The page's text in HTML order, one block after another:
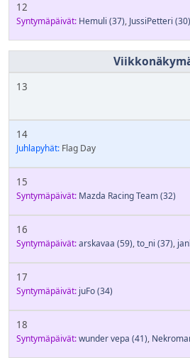
12
Syntymäpäivät: Hemuli (37), JussiPetteri (30)
13
14
Juhlapyhät: Flag Day
15
Syntymäpäivät: Mazda Racing Team(32)
16
Syntymäpäivät:arskavaa (59),to_ni (37),
17
Syntymäpäivät: juFo(34)
18
Syntymäpäivät:wunder vepa (41),